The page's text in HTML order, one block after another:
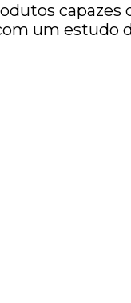
um estudo